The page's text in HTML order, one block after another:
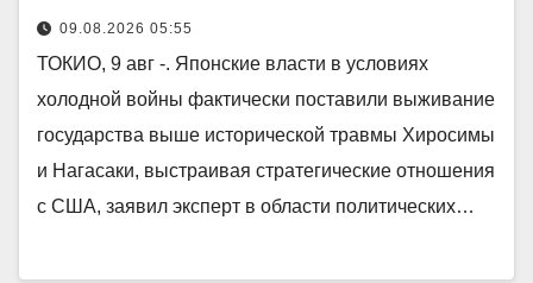
09.08.2026 05:55
ТОКИО, 9 авг -. Японские власти в условиях
холодной войны фактически поставили выживание
государства выше исторической травмы Хиросимы
и Нагасаки, выстраивая стратегические отношения
с США, заявил эксперт в области политических…